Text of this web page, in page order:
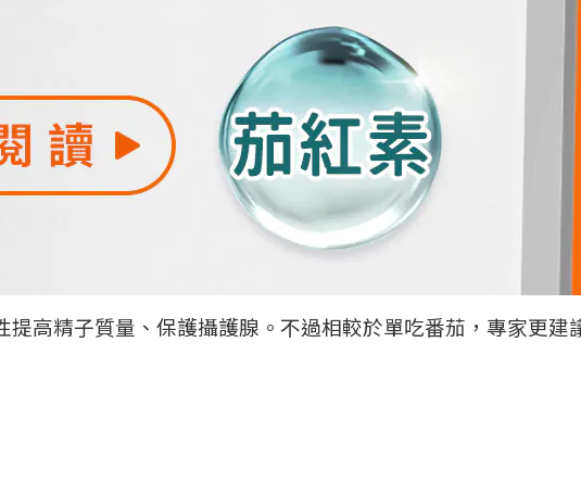
提高精子質量、保護攝護腺。不過相較於單吃番茄，專家更建